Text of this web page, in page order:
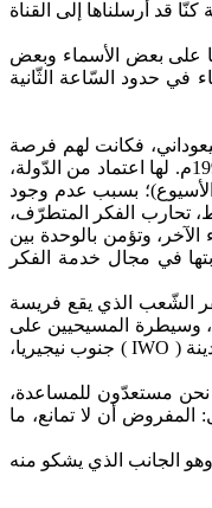
إجراء حوار مع الأستاذ داود يوم الثلاثاء: 06 جويلية، وذلك ردّا على رسالة كنّا قد أرسلناها إلى القناة
على بعض الأسماء وبعض
في حدود السّاعة الثّانية
فكانت لهم فرصة
ليلتقوا بالضّيف الكريم, فكانت لنا جلسة إيمانية حميمية طيّبة، حدّثنا فيها الأستاذ عن أوضاع المسلمين في نيجيريا، وعن نشاط الجماعة التي يرأسها. هذه الجماعة التي تأسّست سنة 1994م. لها اعتماد من الدّولة،
الأسيوع)؛ بسبب عدم وجود
تحارب الفكر المتطرّف،
وتؤمن بالوحدة بين
في مجال خدمة الفكر
الشّعب الذي يقع فريسة
وسيطرة المسيحيين على
دواليب الحياة في كثير من جهات نيجيريا؛ رغم أنّ المسلمين يمثّلون الأغلبية. يحدث هذا كثيرًا في جنوب البلاد، ذات الأغلبية المسيحية، التي ينشط فيها، مع العلم أنّ مقرّ الجماعة هو مدينة ( IWO ) جنوب نيجيريا،
نحن مستعدّون للمساعدة،
المفروض أن لا تمانع، ما
وهو الجانب الذي يشكو منه